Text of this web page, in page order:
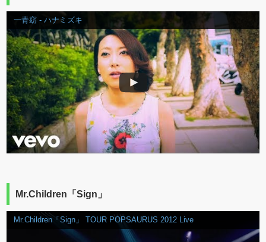
一青窈 - ハナミズキ
Mr.Children「Sign」
Mr.Children「Sign」 TOUR POPSAURUS 2012 Live